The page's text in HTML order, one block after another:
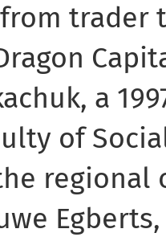
trader
a
of
regional